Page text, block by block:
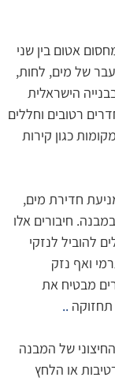
אטום בין שני
של מים, לחות,
הישראלית
רטובים וחללים
כגון קירות
חדירת מים,
חיבורים אלו
להוביל לנזקי
ואף נזק
מבטיח את
..
של המבנה
או הלחץ